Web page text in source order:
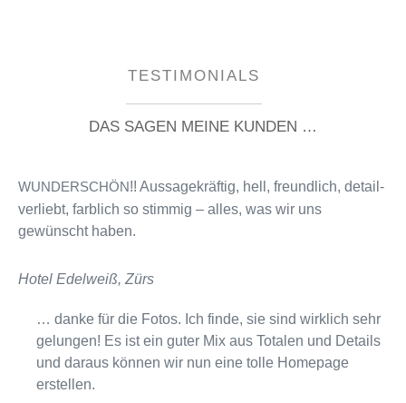
TESTIMONIALS
DAS SAGEN MEINE KUNDEN …
WUNDERSCHÖN!! Aussagekräftig, hell, freund­lich, detail­
ver­liebt, farb­lich so stim­mig – alles, was wir uns
gewünscht haben.
Hotel Edelweiß, Zürs
… danke für die Fotos. Ich finde, sie sind wirk­lich sehr
gelun­gen! Es ist ein guter Mix aus Totalen und Details
und dar­aus kön­nen wir nun eine tolle Homepage
erstellen.